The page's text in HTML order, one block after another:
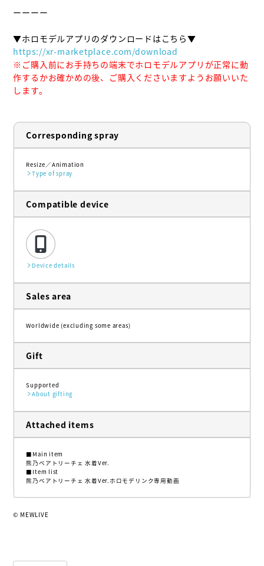
ーーーー
https://xr-marketplace.com/download
※ご購入前にお手持ちの端末でホロモデルアプリが正常に動
作するかお確かめの後、ご購入くださいますようお願いいた
します。
Corresponding spray
Resize
Animation
Type of spray
Compatible device
Device details
Sales area
Worldwide (excluding some areas)
Gift
Supported
About gifting
Attached items
■Main item
熊乃ベアトリーチェ 水着Ver.
■Item list
熊乃ベアトリーチェ 水着Ver.ホロモデリンク専用動画
© MEWLIVE